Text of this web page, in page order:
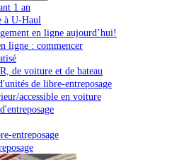
1 an
à U-Haul
en ligne aujourd’hui!
ligne : commencer
de voiture et de bateau
de libre-entreposage
accessible en voiture
entreposage